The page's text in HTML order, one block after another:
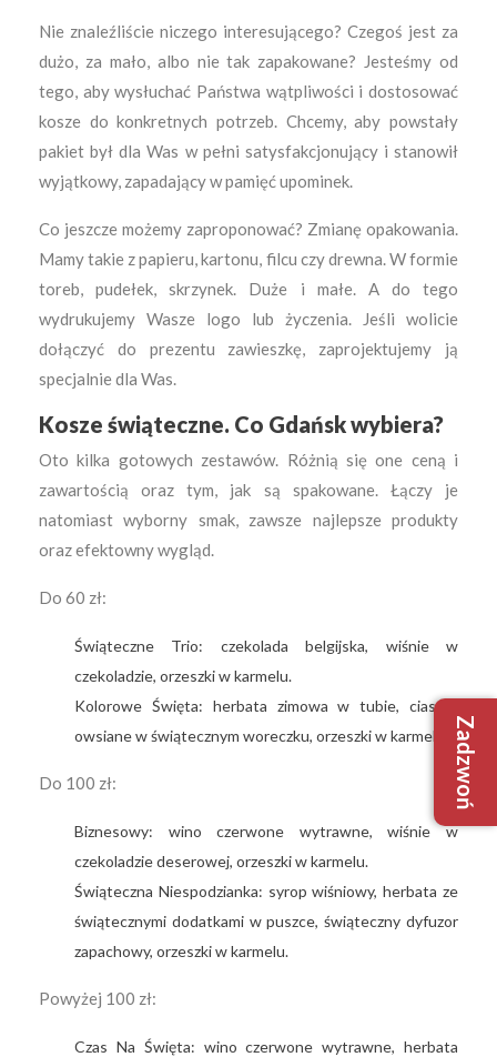
Nie znaleźliście niczego interesującego? Czegoś jest za
dużo, za mało, albo nie tak zapakowane? Jesteśmy od
tego, aby wysłuchać Państwa wątpliwości i dostosować
kosze do konkretnych potrzeb. Chcemy, aby powstały
pakiet był dla Was w pełni satysfakcjonujący i stanowił
wyjątkowy, zapadający w pamięć upominek.
Co jeszcze możemy zaproponować? Zmianę opakowania.
Mamy takie z papieru, kartonu, filcu czy drewna. W formie
toreb, pudełek, skrzynek. Duże i małe. A do tego
wydrukujemy Wasze logo lub życzenia. Jeśli wolicie
dołączyć do prezentu zawieszkę, zaprojektujemy ją
specjalnie dla Was.
Kosze świąteczne. Co Gdańsk wybiera?
Oto kilka gotowych zestawów. Różnią się one ceną i
zawartością oraz tym, jak są spakowane. Łączy je
natomiast wyborny smak, zawsze najlepsze produkty
oraz efektowny wygląd.
Do 60 zł:
Świąteczne Trio: czekolada belgijska, wiśnie w
czekoladzie, orzeszki w karmelu.
Kolorowe Święta: herbata zimowa w tubie, ciastka
owsiane w świątecznym woreczku, orzeszki w karmelu.
Do 100 zł:
Biznesowy: wino czerwone wytrawne, wiśnie w
czekoladzie deserowej, orzeszki w karmelu.
Świąteczna Niespodzianka: syrop wiśniowy, herbata ze
świątecznymi dodatkami w puszce, świąteczny dyfuzor
zapachowy, orzeszki w karmelu.
Powyżej 100 zł:
Czas Na Święta: wino czerwone wytrawne, herbata
Zadzwoń
+48
+48